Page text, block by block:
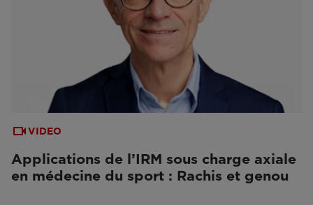
VIDEO
Applications de l’IRM sous charge axiale
en médecine du sport : Rachis et genou